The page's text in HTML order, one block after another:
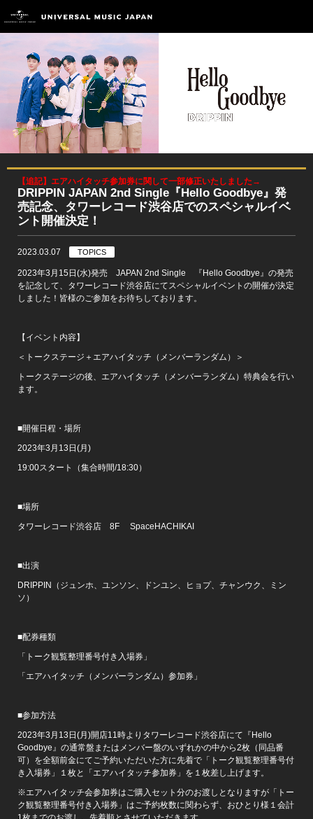
【追記】エアハイタッチ参加券に関して一部修正いたしました→
DRIPPIN JAPAN 2nd Single『Hello Goodbye』発
売記念、タワーレコード渋谷店でのスペシャルイベ
ント開催決定！
2023.03.07 TOPICS
2023年3月15日(水)発売 JAPAN 2nd Single 『Hello Goodbye』の発売
を記念して、タワーレコード渋谷店にてスペシャルイベントの開催が決定
しました！皆様のご参加をお待ちしております。
【イベント内容】
＜トークステージ＋エアハイタッチ（メンバーランダム）＞
トークステージの後、エアハイタッチ（メンバーランダム）特典会を行い
ます。
■開催日程・場所
2023年3月13日(月)
19:00スタート（集合時間/18:30）
■場所
タワーレコード渋谷店 8F SpaceHACHIKAI
■出演
DRIPPIN（ジュンホ、ユンソン、ドンユン、ヒョプ、チャンウク、ミン
ソ）
■配券種類
「トーク観覧整理番号付き入場券」
「エアハイタッチ（メンバーランダム）参加券」
■参加方法
2023年3月13日(月)開店11時よりタワーレコード渋谷店にて『Hello
Goodbye』の通常盤またはメンバー盤のいずれかの中から2枚（同品番
可）を全額前金にてご予約いただいた方に先着で「トーク観覧整理番号付
き入場券」１枚と「エアハイタッチ参加券」を１枚差し上げます。
※エアハイタッチ会参加券はご購入セット分のお渡しとなりますが「トー
ク観覧整理番号付き入場券」はご予約枚数に関わらず、おひとり様１会計